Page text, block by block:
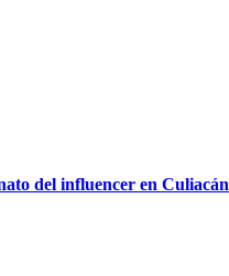
del influencer en Culiacán